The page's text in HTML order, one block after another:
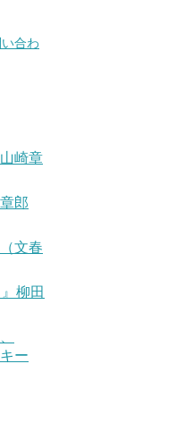
合わ
崎章
郎
文春
柳田
ー